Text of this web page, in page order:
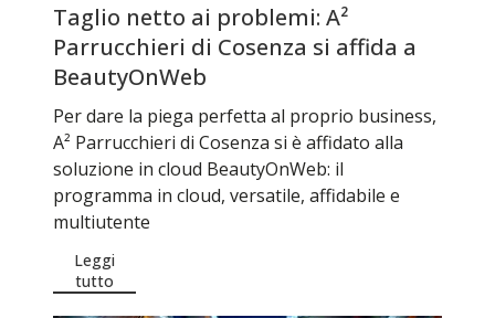
Taglio netto ai problemi: A²
Parrucchieri di Cosenza si affida a
BeautyOnWeb
Per dare la piega perfetta al proprio business,
A² Parrucchieri di Cosenza si è affidato alla
soluzione in cloud BeautyOnWeb: il
programma in cloud, versatile, affidabile e
multiutente
Leggi
tutto